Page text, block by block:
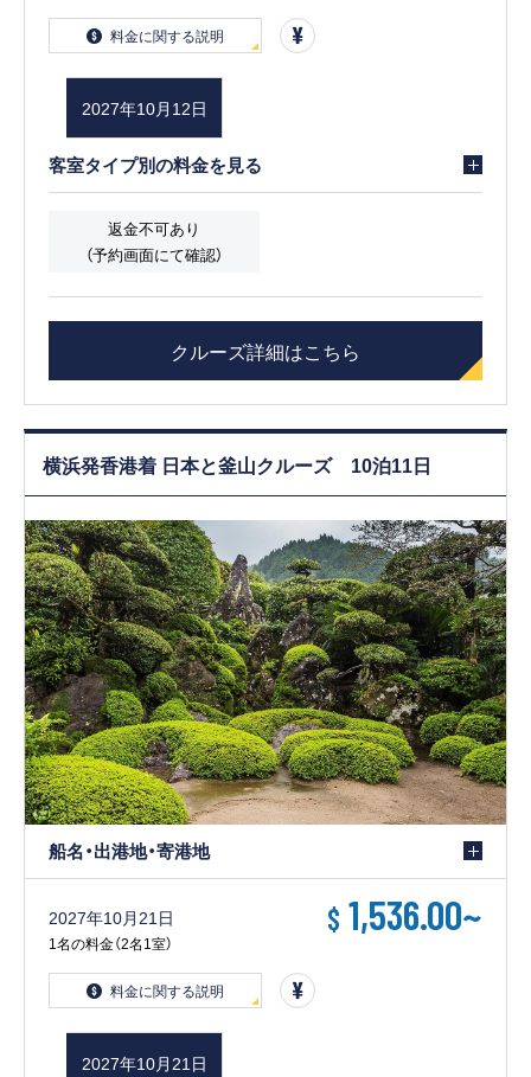
料金に関する説明
2027年10月12日
客室タイプ別の料金を見る
返金不可あり
（予約画面にて確認）
クルーズ詳細はこちら
横浜発香港着 日本と釜山クルーズ 10泊11日
船名・出港地・寄港地
2027年10月21日
1名の料金（2名1室）
$ 1,536.00~
料金に関する説明
2027年10月21日